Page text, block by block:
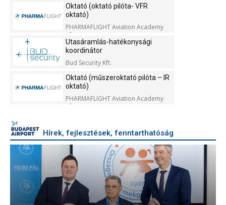
Oktató (oktató pilóta- VFR
oktató)
PHARMAFLIGHT Aviation Academy
Kft.
Utasáramlás-hatékonysági
koordinátor
Bud Security Kft.
Oktató (műszeroktató pilóta – IR
oktató)
PHARMAFLIGHT Aviation Academy
Kft.
Hírek, fejlesztések, fenntarthatóság